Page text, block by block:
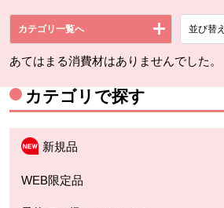
カテゴリ一覧へ 並び替え
あてはまる消費材はありませんでした。
カテゴリで探す
新規品
WEB限定品